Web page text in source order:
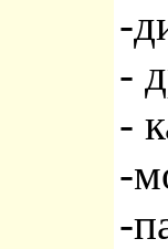
-
-
-
-
-